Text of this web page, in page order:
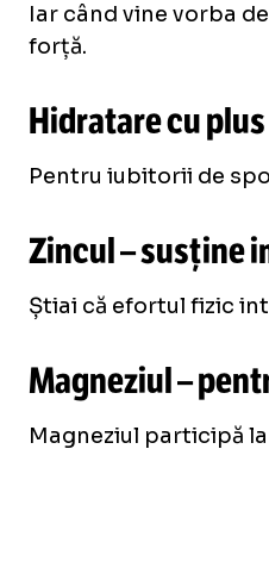
Iar când vine vorba
forță.
Hidratare cu
Pentru iubitorii de
Zincul – susține
Știai că efortul fizic
Magneziul –
Magneziul participă